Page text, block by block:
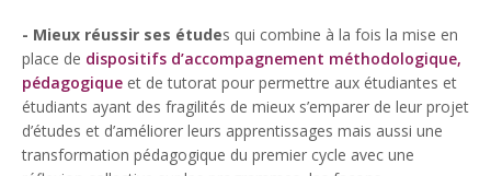
- Mieux réussir ses études qui combine à la fois la mise en
place de dispositifs d’accompagnement méthodologique,
pédagogique et de tutorat pour permettre aux étudiantes et
étudiants ayant des fragilités de mieux s’emparer de leur projet
d’études et d’améliorer leurs apprentissages mais aussi une
transformation pédagogique du premier cycle avec une